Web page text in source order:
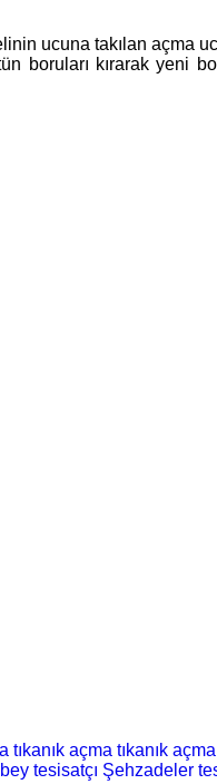
ucuna takılan açma
boruları kırarak yeni
tıkanık açma tıkanık açma
tesisatçı Şehzadeler